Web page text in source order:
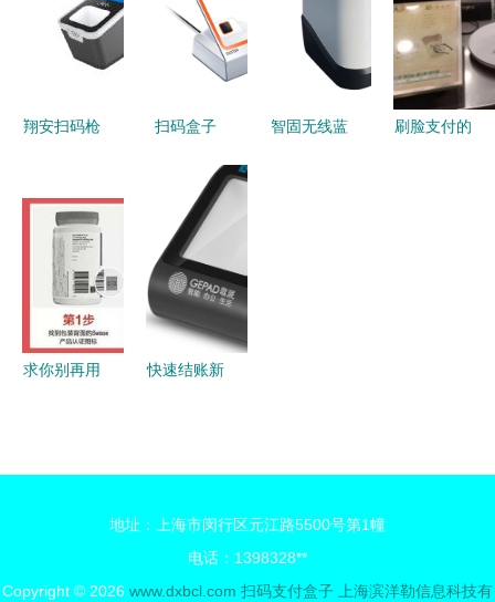
是什么样
子？——扫
的智慧
付与开票新
体验
车开启便捷
支付新体验
与扫码支付
盒子解析
翔安扫码枪
景解析 靠
谱企业择选
指南
扫码盒子
便捷之选
智固无线蓝
刷脸支付的
求你别再用
快速结账新
地址：上海市闵行区元江路5500号第1幢
电话：1398328**
Copyright © 2026 www.dxbcl.com 扫码支付盒子 上海滨洋勒信息科技有